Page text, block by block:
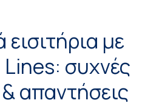
με
Lines: συχνές
απαντήσεις